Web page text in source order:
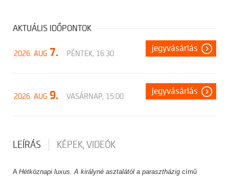
AKTUÁLIS IDŐPONTOK
2026. AUG 7. PÉNTEK, 16:30
jegyvásárlás
2026. AUG 9. VASÁRNAP, 15:00
jegyvásárlás
LEÍRÁS KÉPEK, VIDEÓK
A Hétköznapi luxus. A királyné asztalától a parasztházig című